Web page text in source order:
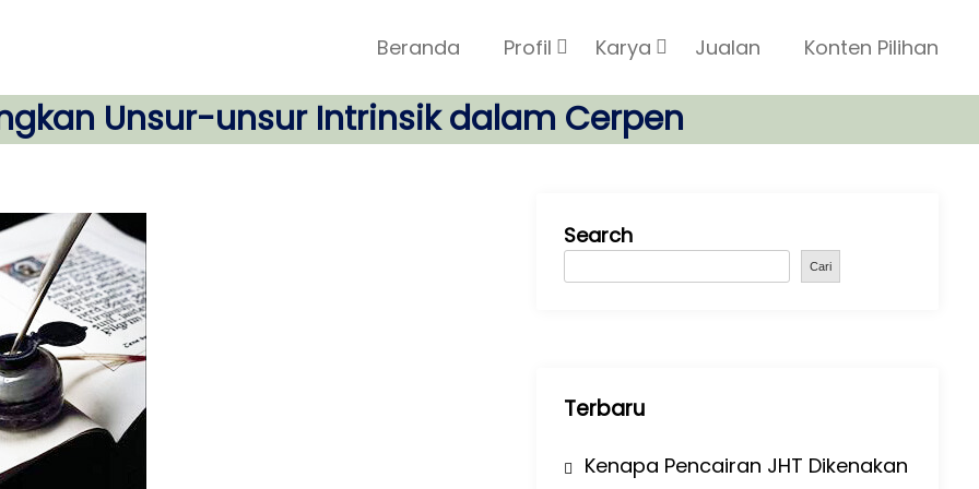
Beranda Profil Karya Jualan Konten Pilihan
Unsur-unsur Intrinsik dalam Cerpen
Search
Cari
Terbaru
Kenapa Pencairan JHT Dikenakan